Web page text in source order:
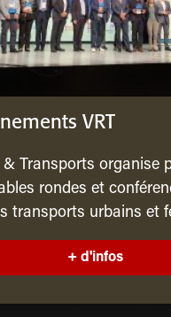
VRT
& Transports organise
rondes et
transports urbains et
+ d'infos